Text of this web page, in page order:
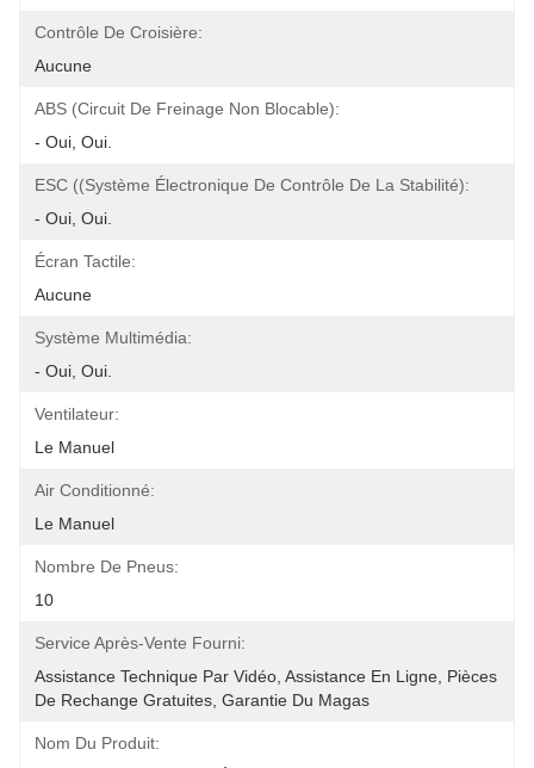
Contrôle De Croisière:
Aucune
ABS (circuit De Freinage Non Blocable):
- Oui, Oui.
ESC ((Système Électronique De Contrôle De La Stabilité):
- Oui, Oui.
Écran Tactile:
Aucune
Système Multimédia:
- Oui, Oui.
Ventilateur:
Le Manuel
Air Conditionné:
Le Manuel
Nombre De Pneus:
10
Service Après-Vente Fourni:
Assistance Technique Par Vidéo, Assistance En Ligne, Pièces
De Rechange Gratuites, Garantie Du Magas
Nom Du Produit: